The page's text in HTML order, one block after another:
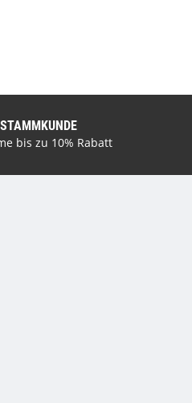
bis zu 10% Rabatt